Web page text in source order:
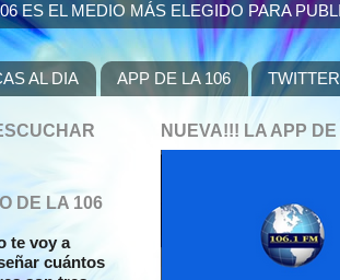
ES EL MEDIO MÁS ELEGIDO PARA
AL DIA APP DE LA 106 TWITTER
NUEVA!!! LA APP
DE LA 106
te voy a
cuántos